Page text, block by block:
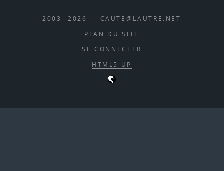
2003- 2026 — CAUTE@LAUTRE.NET
PLAN DU SITE
SE CONNECTER
HTML5 UP